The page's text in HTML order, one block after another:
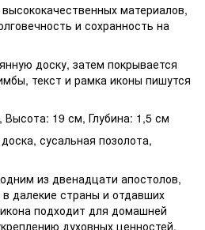
материалов,
и сохранность на
доску, затем покрывается
текст и рамка иконы пишутся
19 см, Глубина: 1,5 см
сусальная позолота,
из двенадцати апостолов,
далекие страны и отдавших
подходит для домашней
духовных ценностей,